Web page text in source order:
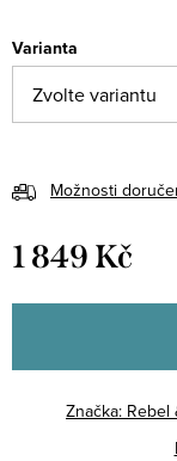
Varianta
Možnosti
1 849 Kč
cena:
Značka: Rebel